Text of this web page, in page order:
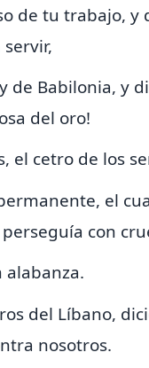
de tu trabajo, y
Babilonia, y
del oro!
el cetro de los
el
con
alabanza.
del Líbano,
nosotros.